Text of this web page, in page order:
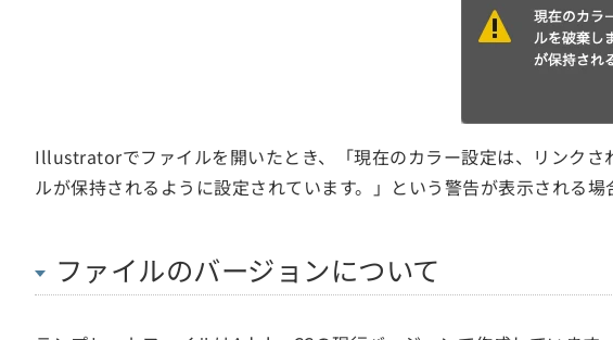
Illustratorでファイルを開いたとき、「現在のカラー設定は、リンクさ
ルが保持されるように設定されています。」という警告が表示される
ファイルのバージョンについて